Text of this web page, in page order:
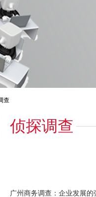
查
侦探调查
广州商务调查：企业发展的